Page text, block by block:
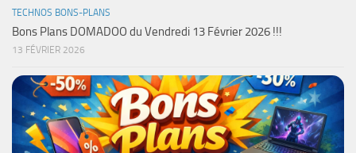
TECHNOS BONS-PLANS
Bons Plans DOMADOO du Vendredi 13 Février 2026 !!!
13 FÉVRIER 2026